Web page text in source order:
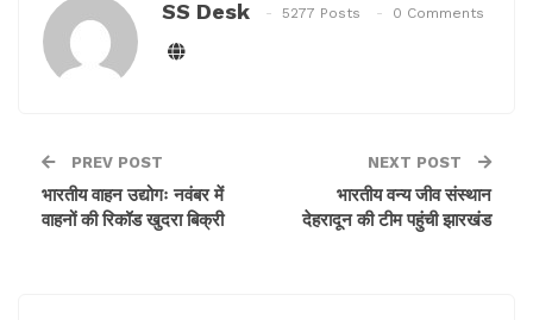
।
ये फिल्में हैं बॉम्बे टू गोवा, खिलौना, भाई हो तो ऐसा, काला पत्थर, मेरे
SS Desk 5277 Posts 0 Comments
PREV POST
भारतीय वाहन उद्योगः नवंबर में
वाहनों की रिकॉड खुदरा बिक्री
NEXT POST
भारतीय वन्य जीव संस्थान
देहरादून की टीम पहुंची झारखंड